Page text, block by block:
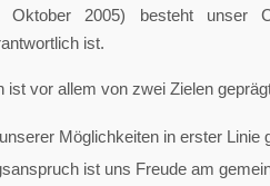
Oktober 2005) besteht
ist.
vor allem von zwei Zielen
Möglichkeiten in erster
ist uns Freude am